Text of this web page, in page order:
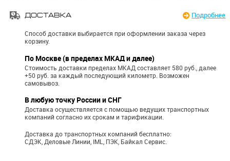
ДОСТАВКА Подробнее
Способ доставки выбирается при оформлении заказа через
корзину.
По Москве (в пределах МКАД и далее)
Стоимость доставки пределах МКАД составляет 580 руб., далее
+50 руб. за каждый последующий километр. Возможен
самовывоз.
В любую точку России и СНГ
Доставка осуществляется с помощью ведущих транспортных
компаний согласно их срокам и тарификации.
Доставка до транспортных компаний бесплатно:
СДЭК, Деловые Линии, IML, ПЭК, Байкал Сервис.